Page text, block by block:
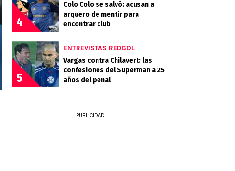
4
Colo Colo se salvó: acusan a
arquero de mentir para
encontrar club
5
ENTREVISTAS REDGOL
Vargas contra Chilavert: las
confesiones del Superman a 25
años del penal
PUBLICIDAD